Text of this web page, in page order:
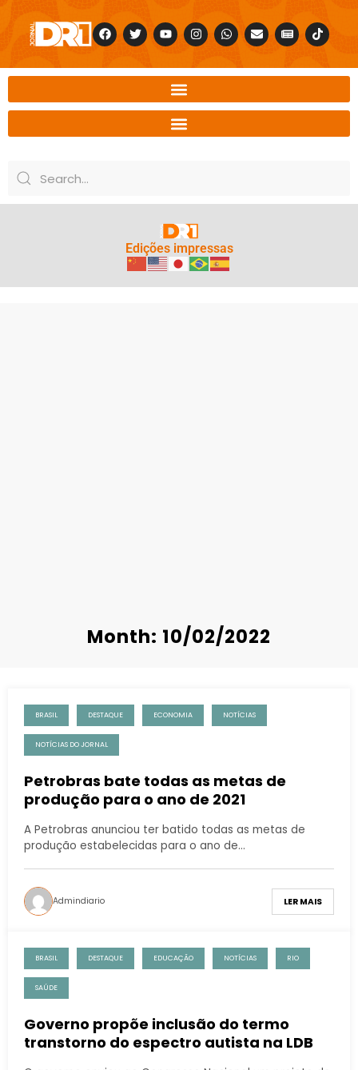
Edições impressas
Month: 10/02/2022
BRASIL DESTAQUE ECONOMIA NOTÍCIAS
NOTÍCIAS DO JORNAL
Petrobras bate todas as metas de
produção para o ano de 2021
A Petrobras anunciou ter batido todas as metas de
produção estabelecidas para o ano de…
Admindiario LER MAIS
BRASIL DESTAQUE EDUCAÇÃO NOTÍCIAS RIO
SAÚDE
Governo propõe inclusão do termo
transtorno do espectro autista na LDB